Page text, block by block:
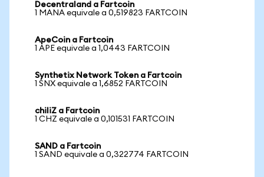
Decentraland a Fartcoin
1 MANA equivale a 0,519823 FARTCOIN
ApeCoin a Fartcoin
1 APE equivale a 1,0443 FARTCOIN
Synthetix Network Token a Fartcoin
1 SNX equivale a 1,6852 FARTCOIN
chiliZ a Fartcoin
1 CHZ equivale a 0,101531 FARTCOIN
SAND a Fartcoin
1 SAND equivale a 0,322774 FARTCOIN